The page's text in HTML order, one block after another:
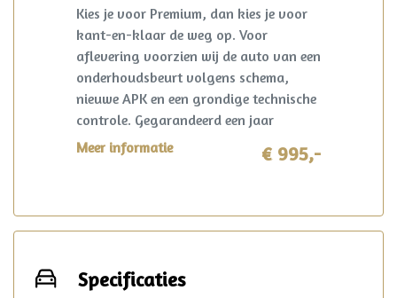
Kies je voor Premium, dan kies je voor
kant-en-klaar de weg op. Voor
aflevering voorzien wij de auto van een
onderhoudsbeurt volgens schema,
nieuwe APK en een grondige technische
controle. Gegarandeerd een jaar
onderhoudsvrij rijden. Ook krijg je 6
maanden AutoHuis24 garantie op deze
volgens de heldere voorwaarden, waar
overleg zelfs plaatsvinden bij de lokale
garage!
Meer informatie € 995,-
Specificaties